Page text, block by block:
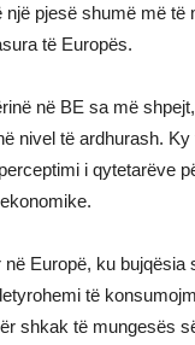
pjesë shumë më të
të Europës.
në BE sa më
nivel të ardhurash.
i qytetarëve
Europë, ku bujqësia
të
shkak të mungesës